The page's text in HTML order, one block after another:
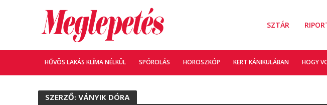
SZTÁR
HŰVÖS LAKÁS KLÍMA NÉLKÜL SPÓROLÁS HOROSZKÓP KERT KÁNIKULÁBAN HOGY
SZERZŐ: VÁNYIK DÓRA